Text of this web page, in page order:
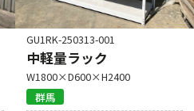
GU1RK-250313-001
中軽量ラック
W1800×D600×H2400
群馬